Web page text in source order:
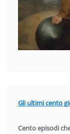
Gli ultimi cento
Cento episodi